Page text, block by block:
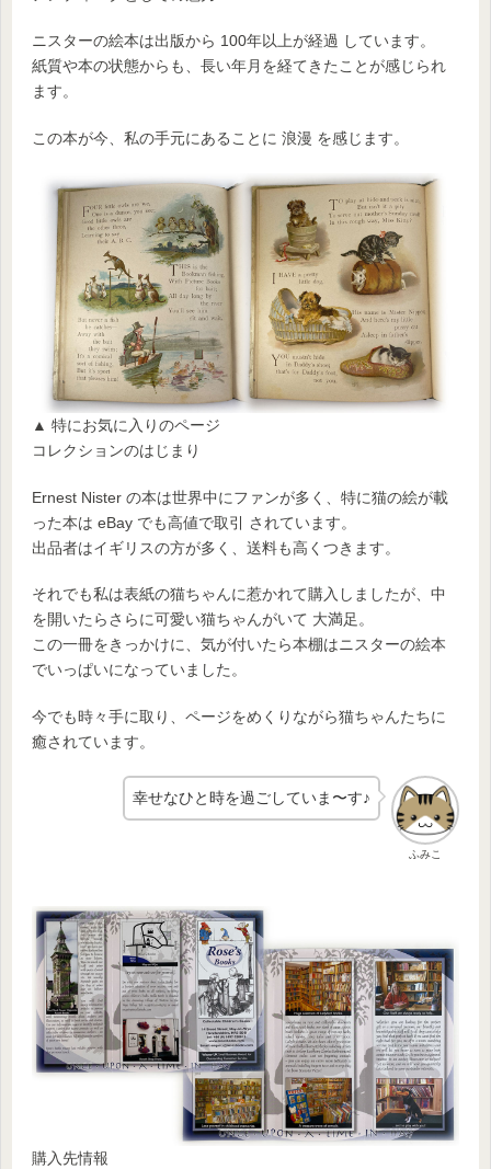
ニスターの絵本は出版から 100年以上が経過 しています。
紙質や本の状態からも、長い年月を経てきたことが感じられ
ます。
この本が今、私の手元にあることに 浪漫 を感じます。
▲ 特にお気に入りのページ
コレクションのはじまり
Ernest Nister の本は世界中にファンが多く、特に猫の絵が載
った本は eBay でも高値で取引 されています。
出品者はイギリスの方が多く、送料も高くつきます。
それでも私は表紙の猫ちゃんに惹かれて購入しましたが、中
を開いたらさらに可愛い猫ちゃんがいて 大満足。
この一冊をきっかけに、気が付いたら本棚はニスターの絵本
でいっぱいになっていました。
今でも時々手に取り、ページをめくりながら猫ちゃんたちに
癒されています。
ふみこ
幸せなひと時を過ごしていま〜す♪
購入先情報